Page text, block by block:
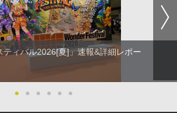
ティバル2026[夏]」速報&詳細レポー
● ● ● ● ● ●